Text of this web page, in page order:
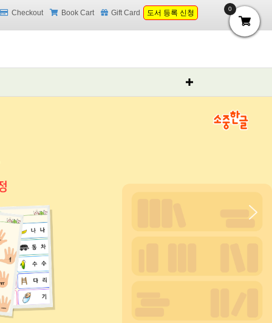
Checkout Book Cart Gift Card 도서 등록 신청 0